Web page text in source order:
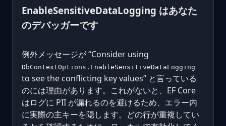
EnableSensitiveDataLogging はあなた
のデバッガーです
例外メッセージが “Consider using
DbContextOptions.EnableSensitiveDataLogging
to see the conflicting key values” と言っている
のには理由があります。これがないと、EF Core
はログに PII が漏れるのを避けるため、エラー内
に実際の主キーを隠します。どの行が重複してい